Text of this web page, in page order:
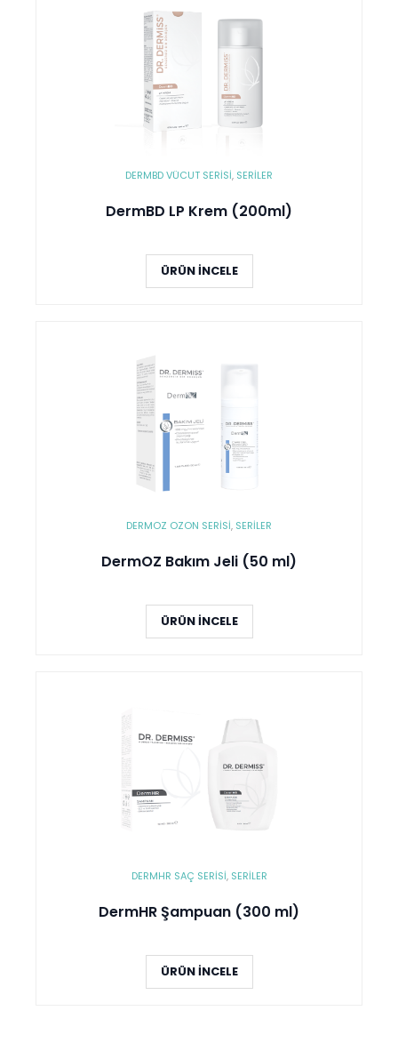
DERMBD VÜCUT SERISI, SERİLER
DermBD LP Krem (200ml)
ÜRÜN İNCELE
DERMOZ OZON SERISI, SERİLER
DermOZ Bakım Jeli (50 ml)
ÜRÜN İNCELE
DERMHR SAÇ SERISI, SERİLER
DermHR Şampuan (300 ml)
ÜRÜN İNCELE